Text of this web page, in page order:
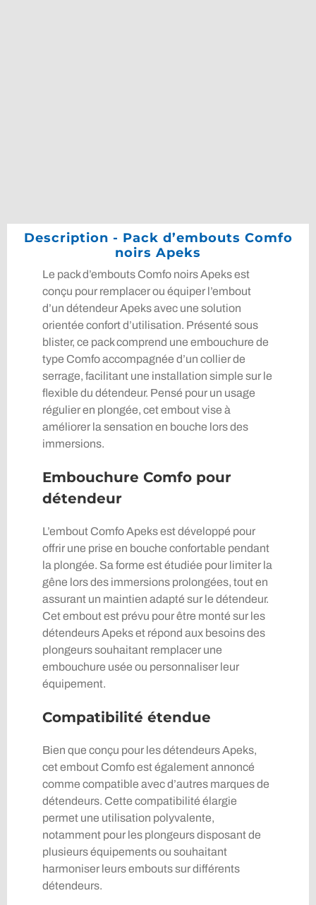
Description - Pack d’embouts Comfo
noirs Apeks
Le pack d’embouts Comfo noirs Apeks est
conçu pour remplacer ou équiper l’embout
d’un détendeur Apeks avec une solution
orientée confort d’utilisation. Présenté sous
blister, ce pack comprend une embouchure de
type Comfo accompagnée d’un collier de
serrage, facilitant une installation simple sur le
flexible du détendeur. Pensé pour un usage
régulier en plongée, cet embout vise à
améliorer la sensation en bouche lors des
immersions.
Embouchure Comfo pour
détendeur
L’embout Comfo Apeks est développé pour
offrir une prise en bouche confortable pendant
la plongée. Sa forme est étudiée pour limiter la
gêne lors des immersions prolongées, tout en
assurant un maintien adapté sur le détendeur.
Cet embout est prévu pour être monté sur les
détendeurs Apeks et répond aux besoins des
plongeurs souhaitant remplacer une
embouchure usée ou personnaliser leur
équipement.
Compatibilité étendue
Bien que conçu pour les détendeurs Apeks,
cet embout Comfo est également annoncé
comme compatible avec d’autres marques de
détendeurs. Cette compatibilité élargie
permet une utilisation polyvalente,
notamment pour les plongeurs disposant de
plusieurs équipements ou souhaitant
harmoniser leurs embouts sur différents
détendeurs.